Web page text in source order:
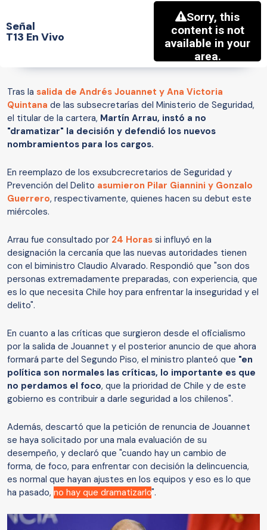
Señal
T13 En Vivo
Tras la salida de Andrés Jouannet y Ana Victoria
Quintana de las subsecretarías del Ministerio de Seguridad,
el titular de la cartera, Martín Arrau, instó a no
"dramatizar" la decisión y defendió los nuevos
nombramientos para los cargos.
En reemplazo de los exsubcrecretarios de Seguridad y
Prevención del Delito asumieron Pilar Giannini y Gonzalo
Guerrero, respectivamente, quienes hacen su debut este
miércoles.
Arrau fue consultado por 24 Horas si influyó en la
designación la cercanía que las nuevas autoridades tienen
con el biministro Claudio Alvarado. Respondió que "son dos
personas extremadamente preparadas, con experiencia, que
es lo que necesita Chile hoy para enfrentar la inseguridad y el
delito".
En cuanto a las críticas que surgieron desde el oficialismo
por la salida de Jouannet y el posterior anuncio de que ahora
formará parte del Segundo Piso, el ministro planteó que "en
política son normales las críticas, lo importante es que
no perdamos el foco, que la prioridad de Chile y de este
gobierno es contribuir a darle seguridad a los chilenos".
Además, descartó que la petición de renuncia de Jouannet
se haya solicitado por una mala evaluación de su
desempeño, y declaró que "cuando hay un cambio de
forma, de foco, para enfrentar con decisión la delincuencia,
es normal que hayan ajustes en los equipos y eso es lo que
ha pasado, no hay que dramatizarlo".